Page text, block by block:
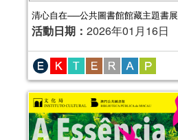
清心自在──公共圖書館館藏主題書展
活動日期： 2026年01月16日